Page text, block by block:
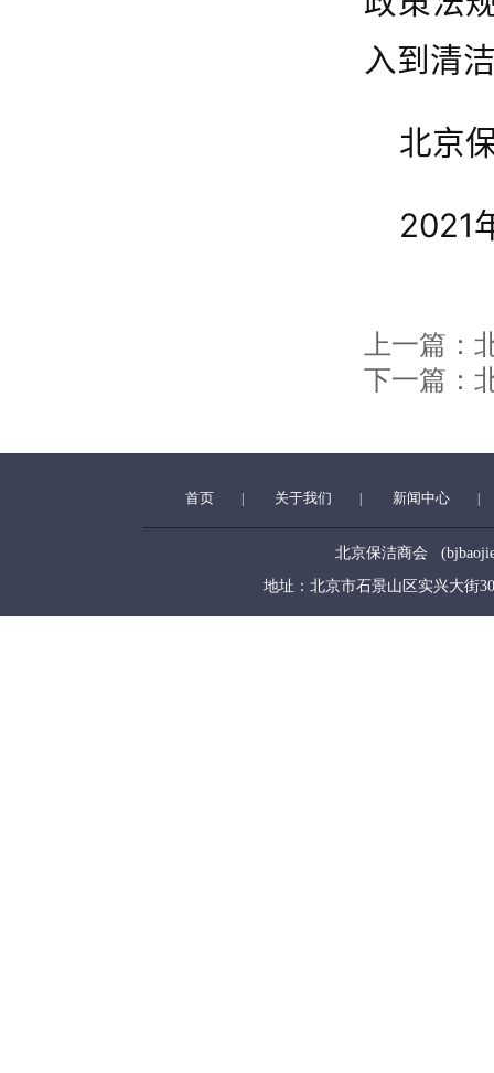
入到清
北京
2021
上一篇：
下一篇：
首页 关于我们 新闻中心
北京保洁商会
地址：北京市石景山区实兴大街